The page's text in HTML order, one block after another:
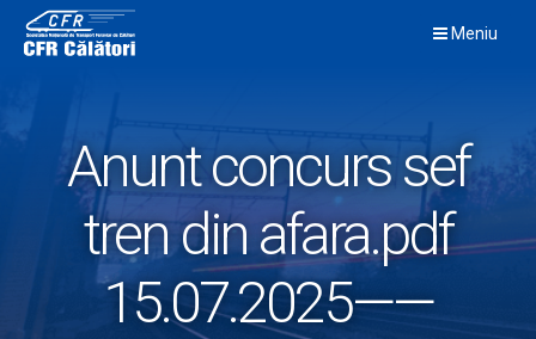
content
Meniu
Anunt concurs sef
tren din afara.pdf
15.07.2025——